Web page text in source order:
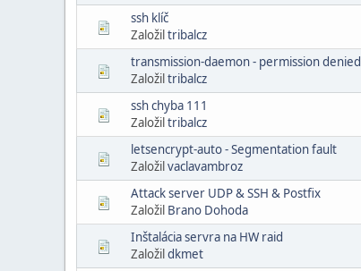
ssh klíč
Založiltribalcz
transmission-daemon - permission denied
Založiltribalcz
ssh chyba 111
Založiltribalcz
letsencrypt-auto - Segmentation fault
Založilvaclavambroz
Attack server UDP & SSH & Postfix
Založil Brano Dohoda
Inštalácia servra na HW raid
Založildkmet